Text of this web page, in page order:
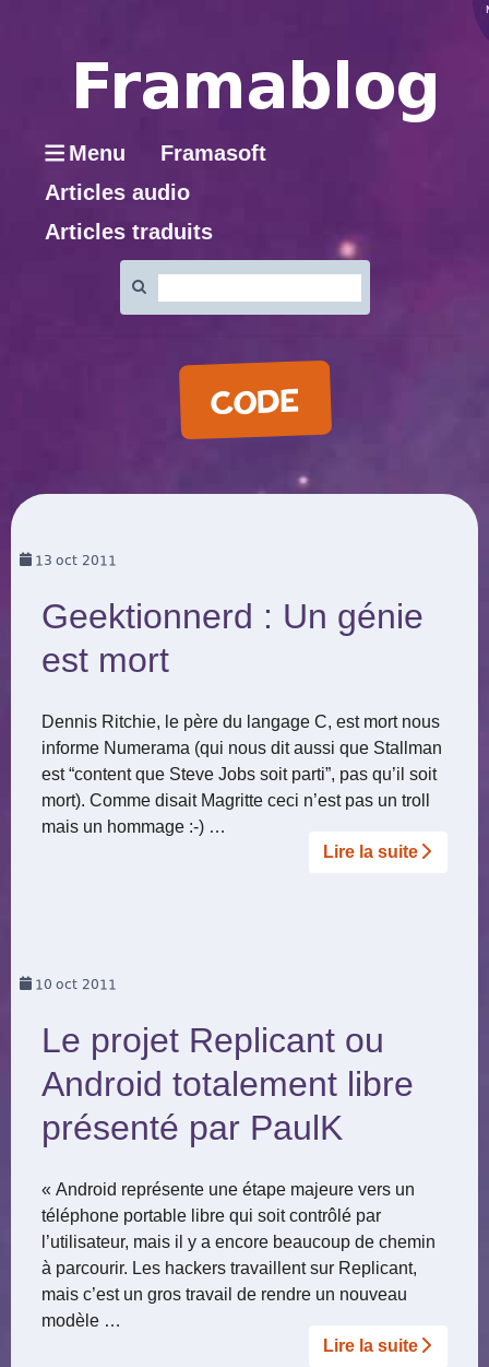
Menu
Framasoft
Articles audio
Articles traduits
:
CODE
13 oct 2011
Geektionnerd : Un génie
est mort
Dennis Ritchie, le père du langage C, est mort nous
informe Numerama (qui nous dit aussi que Stallman
est “content que Steve Jobs soit parti”, pas qu’il soit
mort). Comme disait Magritte ceci n’est pas un troll
mais un hommage :-) …
Lire la suite­­
10 oct 2011
Le projet Replicant ou
Android totalement libre
présenté par PaulK
« Android représente une étape majeure vers un
téléphone portable libre qui soit contrôlé par
l’utilisateur, mais il y a encore beaucoup de chemin
à parcourir. Les hackers travaillent sur Replicant,
mais c’est un gros travail de rendre un nouveau
modèle …
Lire la suite­­